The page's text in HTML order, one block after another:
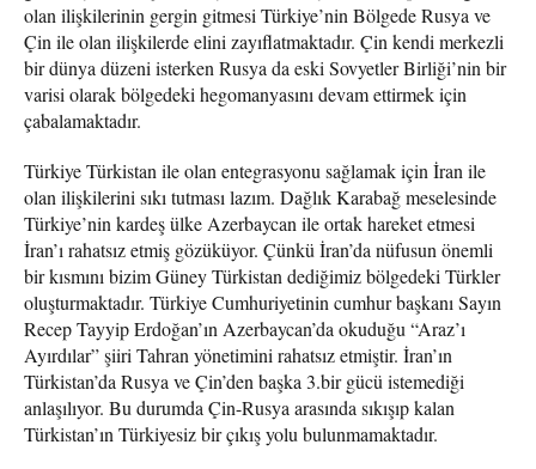
olan ilişkilerinin gergin gitmesi Türkiye’nin Bölgede Rusya ve
Çin ile olan ilişkilerde elini zayıflatmaktadır. Çin kendi merkezli
bir dünya düzeni isterken Rusya da eski Sovyetler Birliği’nin bir
varisi olarak bölgedeki hegomanyasını devam ettirmek için
çabalamaktadır.
Türkiye Türkistan ile olan entegrasyonu sağlamak için İran ile
olan ilişkilerini sıkı tutması lazım. Dağlık Karabağ meselesinde
Türkiye’nin kardeş ülke Azerbaycan ile ortak hareket etmesi
İran’ı rahatsız etmiş gözüküyor. Çünkü İran’da nüfusun önemli
bir kısmını bizim Güney Türkistan dediğimiz bölgedeki Türkler
oluşturmaktadır. Türkiye Cumhuriyetinin cumhur başkanı Sayın
Recep Tayyip Erdoğan’ın Azerbaycan’da okuduğu “Araz’ı
Ayırdılar” şiiri Tahran yönetimini rahatsız etmiştir. İran’ın
Türkistan’da Rusya ve Çin’den başka 3.bir gücü istemediği
anlaşılıyor. Bu durumda Çin-Rusya arasında sıkışıp kalan
Türkistan’ın Türkiyesiz bir çıkış yolu bulunmamaktadır.